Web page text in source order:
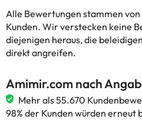
Alle Bewertungen stammen
Kunden. Wir verstecken keine
diejenigen heraus, die
direkt angreifen.
Amimir.com nach
Mehr als 55.670
98% der Kunden würden erneut